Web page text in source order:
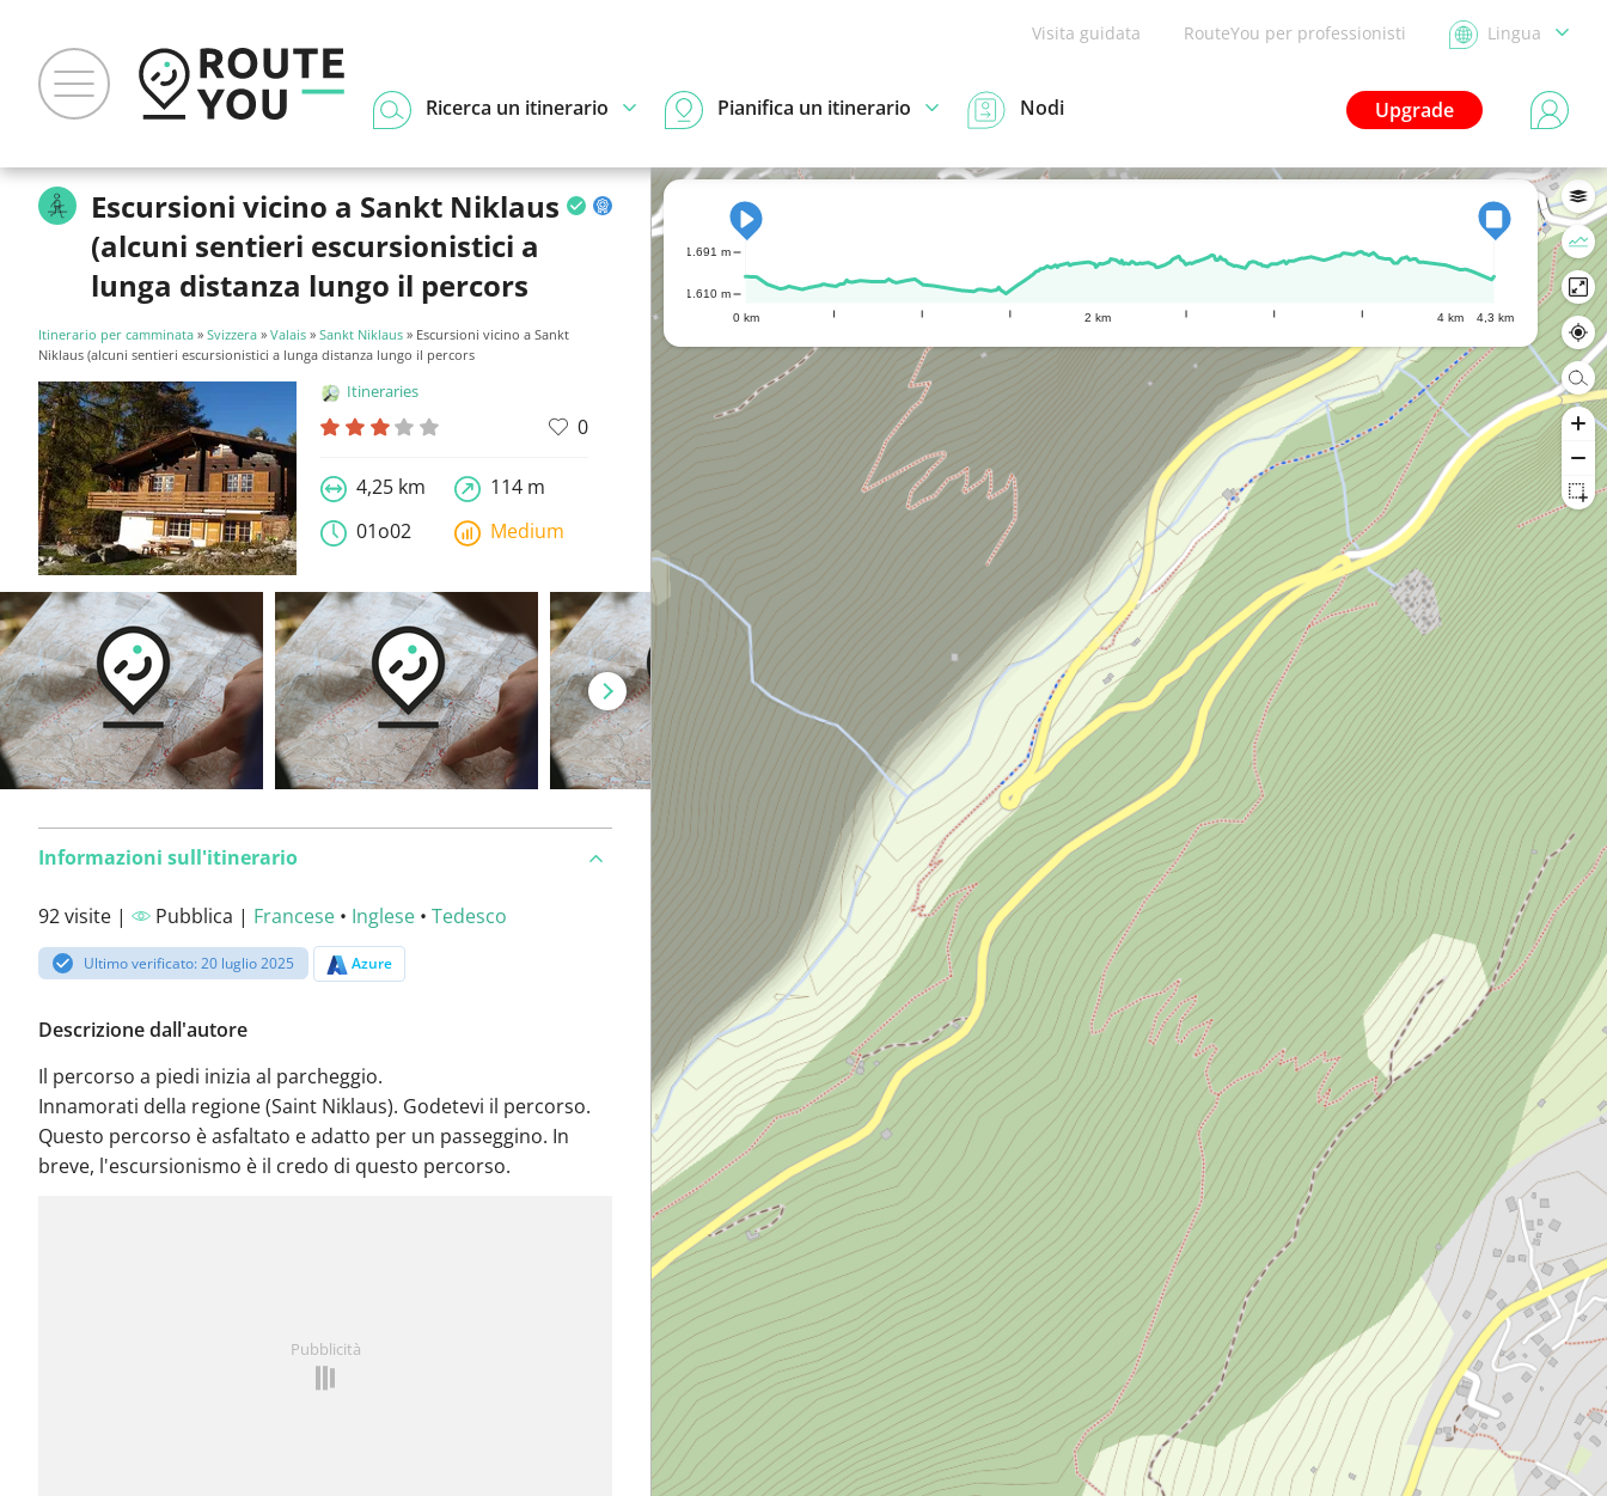
Visita guidata RouteYou per professionisti Lingua
Upgrade
Ricerca un itinerario Pianifica un itinerario Nodi
Escursioni vicino a Sankt Niklaus
(alcuni sentieri escursionistici a
lunga distanza lungo il percors
Itinerario per camminata » Svizzera » Valais » Sankt Niklaus » Escursioni vicino a Sankt
Niklaus (alcuni sentieri escursionistici a lunga distanza lungo il percors
Itineraries
0
4,25 km
114 m
01o02
Medium
Informazioni sull'itinerario
92 visite | Pubblica | Francese • Inglese • Tedesco
Ultimo verificato: 20 luglio 2025 Azure
Descrizione dall'autore
Il percorso a piedi inizia al parcheggio.
Innamorati della regione (Saint Niklaus). Godetevi il percorso.
Questo percorso è asfaltato e adatto per un passeggino. In
breve, l'escursionismo è il credo di questo percorso.
Pubblicità
0 km 2 km 4 km 4,3 km
1.610 m
1.691 m